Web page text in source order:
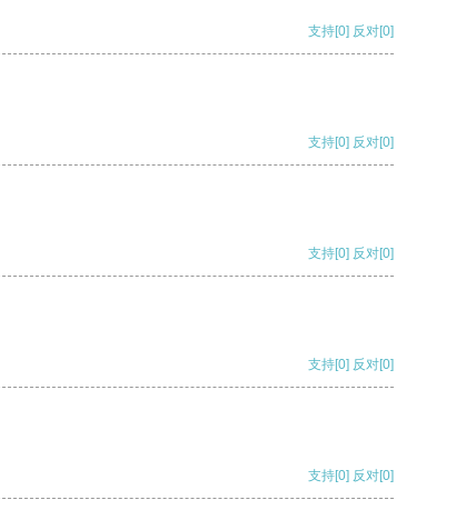
支持[0] 反对[0]
支持[0] 反对[0]
支持[0] 反对[0]
支持[0] 反对[0]
支持[0] 反对[0]